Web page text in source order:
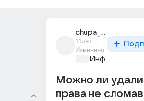
chupa_310
11лет
Изменено
Можно ли
права не сломав